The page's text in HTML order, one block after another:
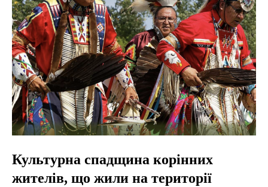
Культурна спадщина корінних
жителів, що жили на території